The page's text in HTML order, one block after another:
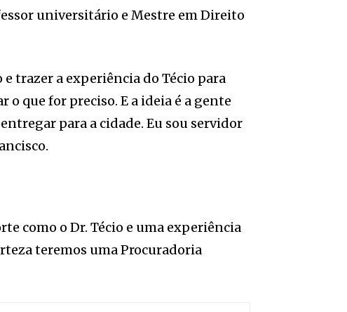
universitário e Mestre em Direito
trazer a experiência do Técio para
que for preciso. E a ideia é a gente
para a cidade. Eu sou servidor
como o Dr. Técio e uma experiência
teremos uma Procuradoria